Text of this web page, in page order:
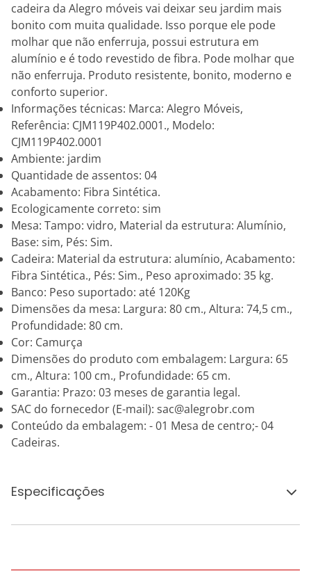
cadeira da Alegro móveis vai deixar seu jardim mais
bonito com muita qualidade. Isso porque ele pode
molhar que não enferruja, possui estrutura em
alumínio e é todo revestido de fibra. Pode molhar que
não enferruja. Produto resistente, bonito, moderno e
conforto superior.
Informações técnicas: Marca: Alegro Móveis,
Referência: CJM119P402.0001., Modelo:
CJM119P402.0001
Ambiente: jardim
Quantidade de assentos: 04
Acabamento: Fibra Sintética.
Ecologicamente correto: sim
Mesa: Tampo: vidro, Material da estrutura: Alumínio,
Base: sim, Pés: Sim.
Cadeira: Material da estrutura: alumínio, Acabamento:
Fibra Sintética., Pés: Sim., Peso aproximado: 35 kg.
Banco: Peso suportado: até 120Kg
Dimensões da mesa: Largura: 80 cm., Altura: 74,5 cm.,
Profundidade: 80 cm.
Cor: Camurça
Dimensões do produto com embalagem: Largura: 65
cm., Altura: 100 cm., Profundidade: 65 cm.
Garantia: Prazo: 03 meses de garantia legal.
SAC do fornecedor (E-mail): sac@alegrobr.com
Conteúdo da embalagem: - 01 Mesa de centro;- 04
Cadeiras.
Especificações